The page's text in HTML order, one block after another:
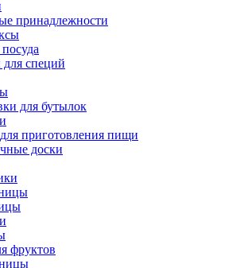
принадлежности
специй
для бутылок
приготовления пищи
доски
фруктов